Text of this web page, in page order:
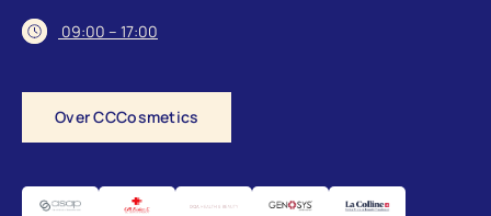
09:00 – 17:00
Over CCCosmetics